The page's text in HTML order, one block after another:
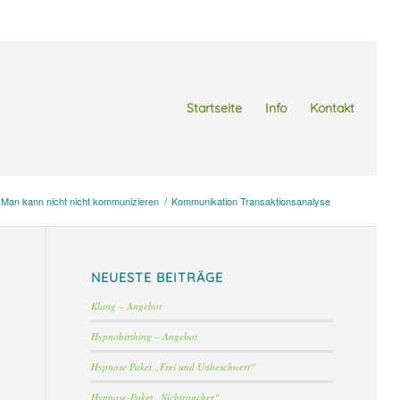
Startseite Info Kontakt
Man kann nicht nicht kommunizieren / Kommunikation Transaktionsanalyse
NEUESTE BEITRÄGE
Klang – Angebot
Hypnobirthing – Angebot
Hypnose Paket „Frei und Unbeschwert“
Hypnose-Paket „Nichtraucher“